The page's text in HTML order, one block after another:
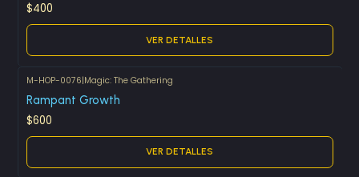
$400
VER DETALLES
Agotado
M-HOP-0076|Magic: The Gathering
Rampant Growth
$600
VER DETALLES